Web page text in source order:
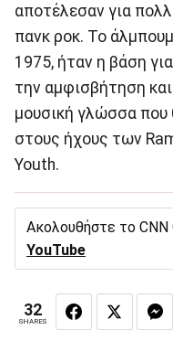
αποτέλεσαν για
πανκ ροκ. Το
1975, ήταν η βάση
την αμφισβήτηση και
μουσική γλώσσα που
στους ήχους των
Youth.
Ακολουθήστε το
YouTube
32
SHARES